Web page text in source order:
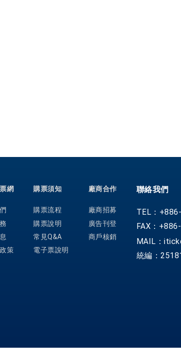
聯絡我們
TEL：
FAX：
MAIL：
統編：
廠商合作
廠商招募
廣告刊登
商戶核銷
購票須知
購票流程
購票說明
常見Q&A
電子票說明
網
策